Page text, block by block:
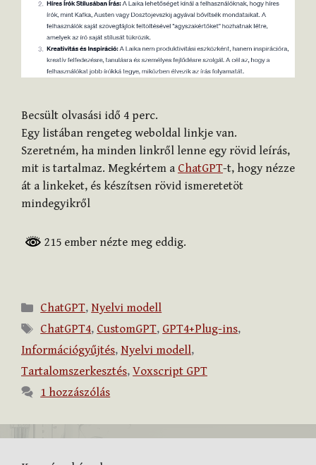
Becsült olvasási idő 4 perc.
Egy listában rengeteg weboldal linkje van.
Szeretném, ha minden linkről lenne egy rövid leírás,
mit is tartalmaz. Megkértem a ChatGPT-t, hogy nézze
át a linkeket, és készítsen rövid ismeretetöt
mindegyikről
215 ember nézte meg eddig.
Kategória
ChatGPT, Nyelvi modell
Címkék
ChatGPT4, CustomGPT, GPT4+Plug-ins,
Információgyűjtés, Nyelvi modell,
Tartalomszerkesztés, Voxscript GPT
1 hozzászólás